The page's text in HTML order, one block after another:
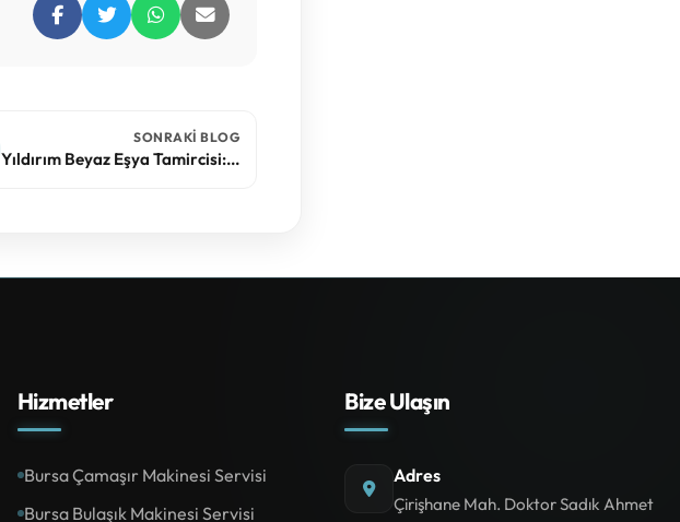
SONRAKI BLOG
Yıldırım Beyaz Eşya Tamircisi:...
Hizmetler
Bursa Çamaşır Makinesi Servisi
Bursa Bulaşık Makinesi Servisi
Bize Ulaşın
Adres
Çirişhane Mah. Doktor Sadık Ahmet